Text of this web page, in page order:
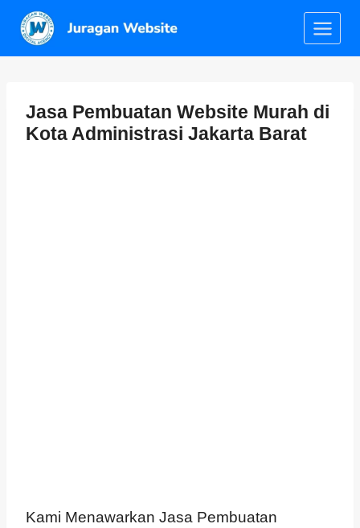
Jasa Pembuatan Website Murah di
Kota Administrasi Jakarta Barat
Kami Menawarkan Jasa Pembuatan